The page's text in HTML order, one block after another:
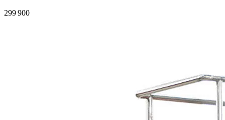
299 900